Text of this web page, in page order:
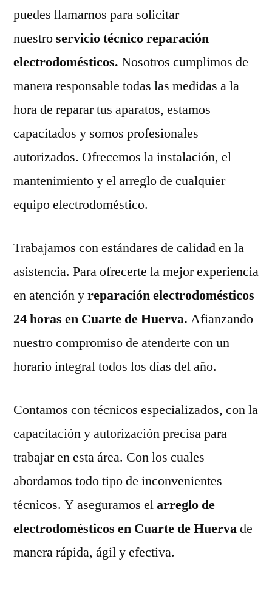
puedes llamarnos para solicitar
nuestroservicio técnico reparación
electrodomésticos. Nosotros cumplimos de
manera responsable todas las medidas a la
hora de reparar tus aparatos, estamos
capacitados y somos profesionales
autorizados. Ofrecemos la instalación, el
mantenimiento y el arreglo de cualquier
equipo electrodoméstico.
Trabajamos con estándares de calidad en la
asistencia. Para ofrecerte la mejor experiencia
en atención yreparación electrodomésticos
24 horas en Cuarte de Huerva. Afianzando
nuestro compromiso de atenderte con un
horario integral todos los días del año.
Contamos con técnicos especializados, con la
capacitación y autorización precisa para
trabajar en esta área. Con los cuales
abordamos todo tipo de inconvenientes
técnicos. Y aseguramos elarreglo de
electrodomésticos en Cuarte de Huervade
manera rápida, ágil y efectiva.